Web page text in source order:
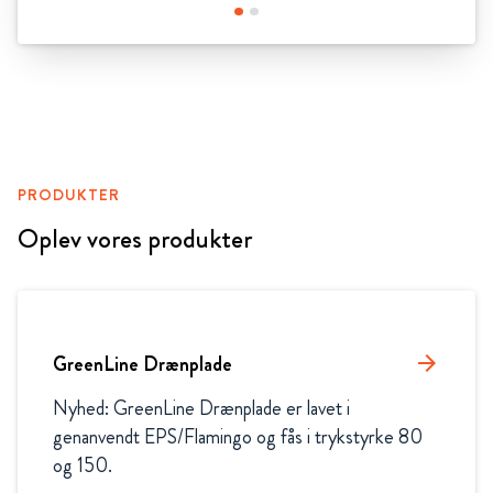
PRODUKTER
Oplev vores produkter
GreenLine Drænplade arrow_forward
Nyhed: GreenLine Drænplade er lavet i
genanvendt EPS/Flamingo og fås i trykstyrke 80
og 150.